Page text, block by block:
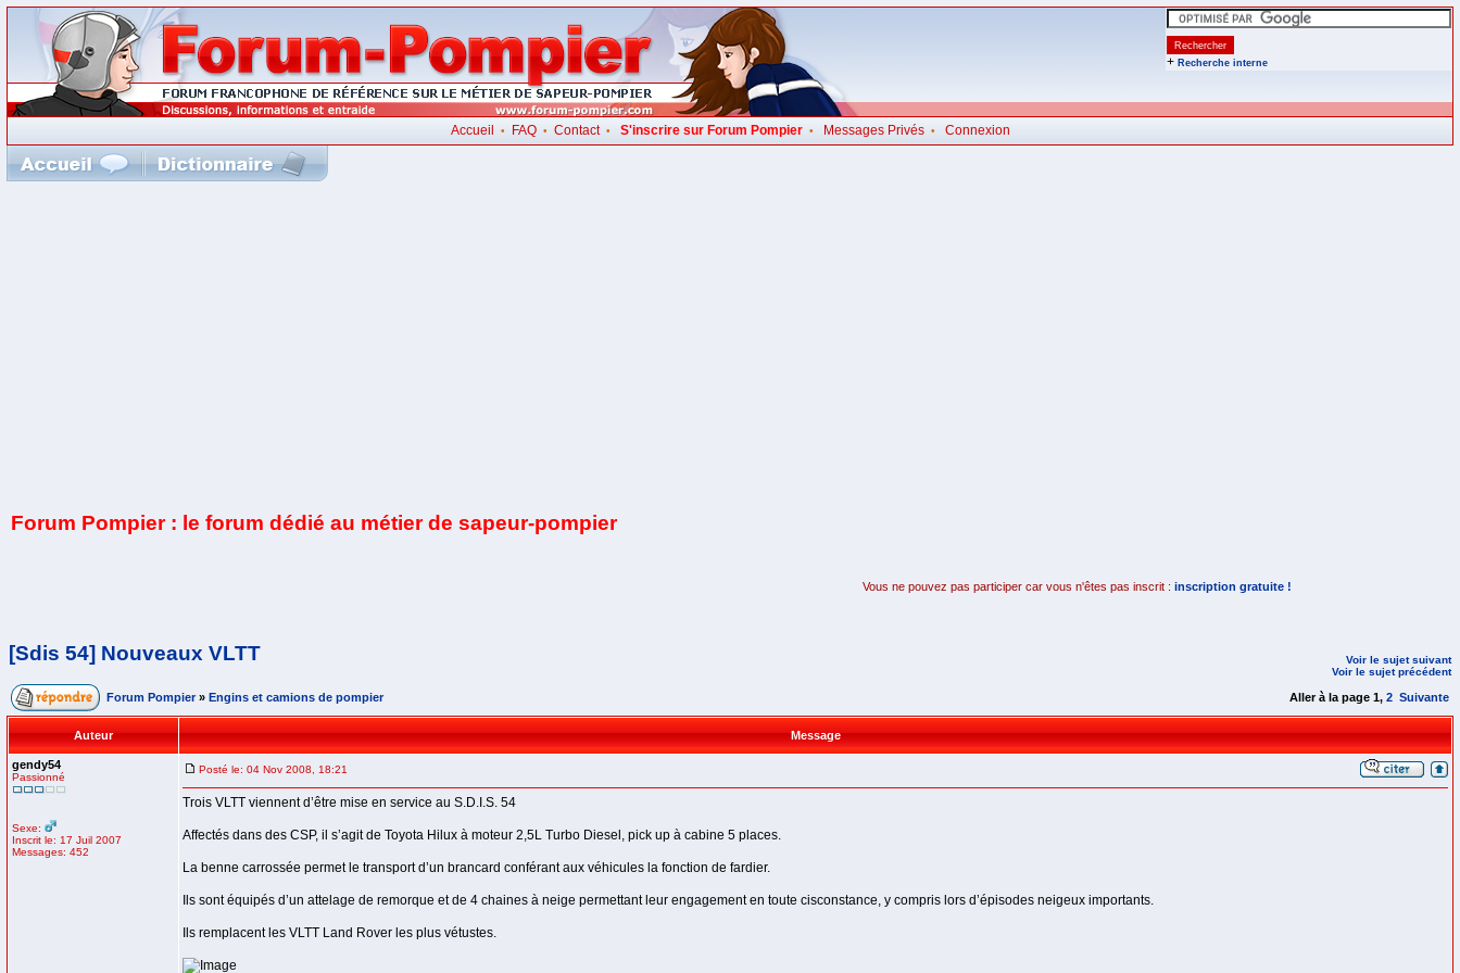
+ Recherche interne
Accueil • FAQ• Contact• S'inscrire sur Forum Pompier• Messages Privés• Connexion
Forum Pompier : le forum dédié au métier de sapeur-pompier
Vous ne pouvez pas participer car vous n'êtes pas inscrit : inscription gratuite !
[Sdis 54] Nouveaux VLTT
Voir le sujet suivant
Voir le sujet précédent
Forum Pompier » Engins et camions de pompier Aller à la page 1, 2 Suivante
Auteur Message
gendy54
Passionné
Sexe:
Inscrit le: 17 Juil 2007
Messages: 452
Posté le: 04 Nov 2008, 18:21
Trois VLTT viennent d’être mise en service au S.D.I.S. 54
Affectés dans des CSP, il s’agit de Toyota Hilux à moteur 2,5L Turbo Diesel, pick up à cabine 5 places.
La benne carrossée permet le transport d’un brancard conférant aux véhicules la fonction de fardier.
Ils sont équipés d’un attelage de remorque et de 4 chaines à neige permettant leur engagement en toute cisconstance, y compris lors d’épisodes neigeux importants.
Ils remplacent les VLTT Land Rover les plus vétustes.